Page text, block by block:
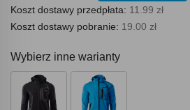
Koszt dostawy przedpłata: 11.99 zł
Koszt dostawy pobranie: 19.00 zł
Wybierz inne warianty